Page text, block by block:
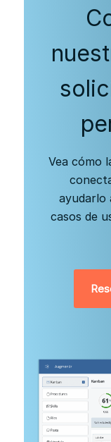
Vea cómo
ayudarlo
casos de